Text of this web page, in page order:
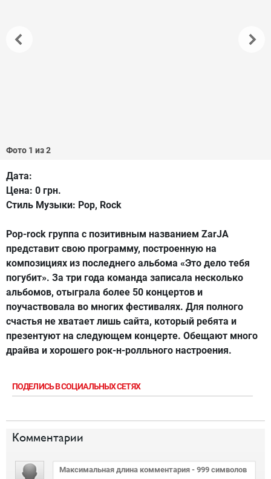
Фото 1 из 2
Дата:
Цена: 0 грн.
Стиль Музыки: Pop, Rock
Pop-rock группа с позитивным названием ZarJA
представит свою программу, построенную на
композициях из последнего альбома «Это дело тебя
погубит». За три года команда записала несколько
альбомов, отыграла более 50 концертов и
поучаствовала во многих фестивалях. Для полного
счастья не хватает лишь сайта, который ребята и
презентуют на следующем концерте. Обещают много
драйва и хорошего рок-н-ролльного настроения.
ПОДЕЛИСЬ В СОЦИАЛЬНЫХ СЕТЯХ
Комментарии